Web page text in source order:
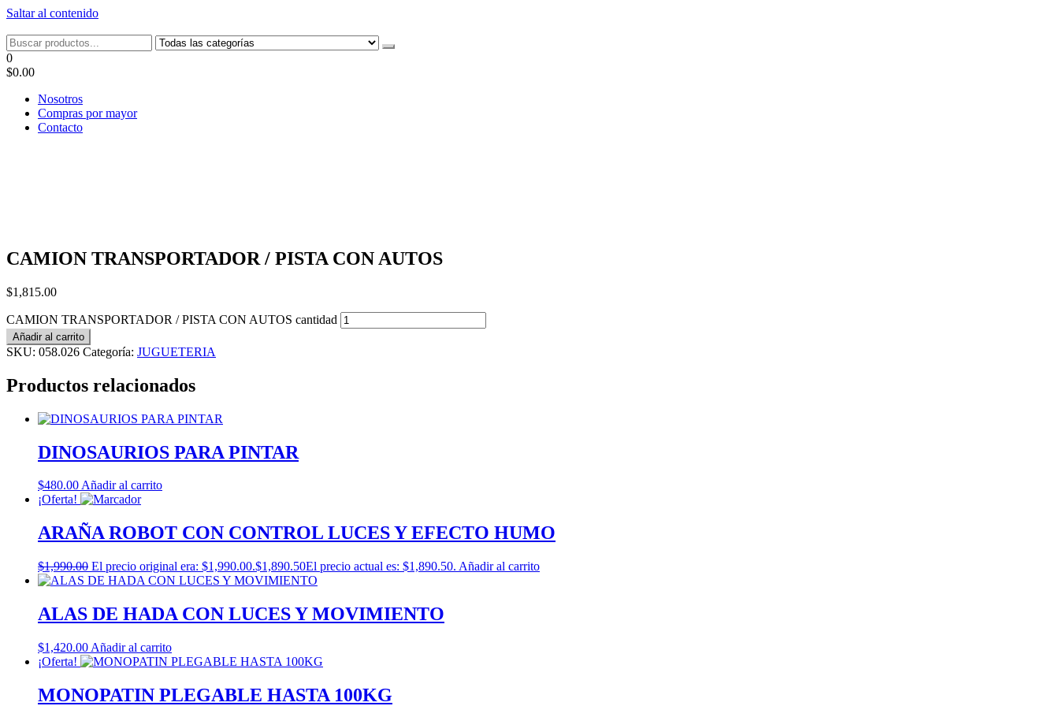
Saltar al contenido
Tel: 22087679 – Cel: 097 822122 – Joaquín Requena 2459
0
$0.00
Nosotros
Compras por mayor
Contacto
CAMION TRANSPORTADOR / PISTA CON AUTOS
$1,815.00
CAMION TRANSPORTADOR / PISTA CON AUTOS cantidad
Añadir al carrito
SKU: 058.026 Categoría: JUGUETERIA
Productos relacionados
DINOSAURIOS PARA PINTAR
$480.00Añadir al carrito
¡Oferta!
ARAÑA ROBOT CON CONTROL LUCES Y EFECTO HUMO
$1,990.00 El precio original era: $1,990.00.$1,890.50El precio actual es: $1,890.50. Añadir al carrito
ALAS DE HADA CON LUCES Y MOVIMIENTO
$1,420.00 Añadir al carrito
¡Oferta!
MONOPATIN PLEGABLE HASTA 100KG